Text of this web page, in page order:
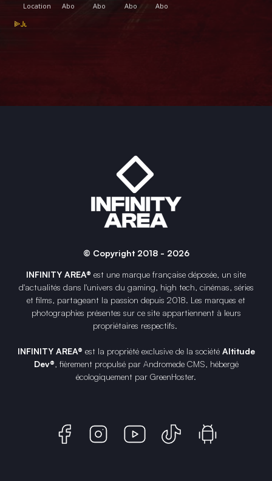
© Copyright 2018 - 2026
INFINITY AREA® est une marque française déposée, un site
d'actualités dans l'univers du gaming, high tech, cinémas, séries
et films, partageant la passion depuis 2018. Les marques et
photographies présentes sur ce site appartiennent à leurs
propriétaires respectifs.
INFINITY AREA® est la propriété exclusive de la société Altitude
Dev®, fièrement propulsé par Andromede CMS, hébergé
écologiquement par GreenHoster.